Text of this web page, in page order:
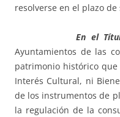
resolverse en el plazo de
En el
Ayuntamientos de las
patrimonio histórico
Interés Cultural, ni
de los instrumentos de
la regulación de la